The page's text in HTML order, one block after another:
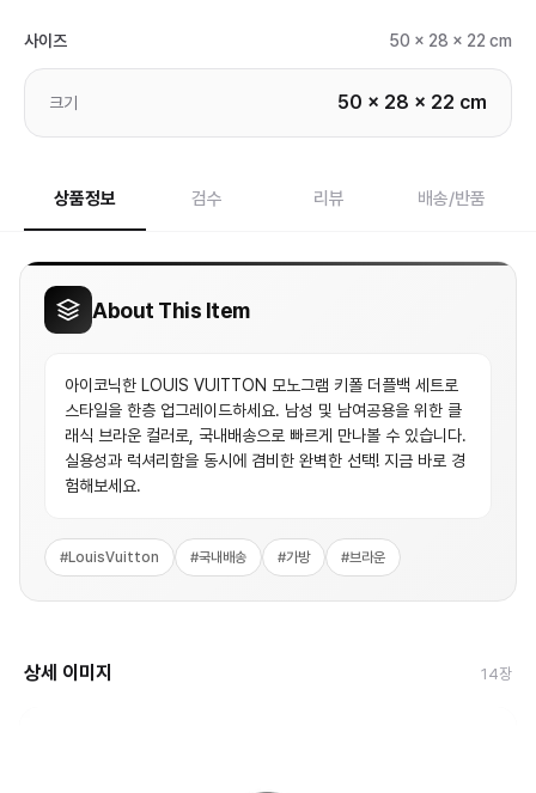
사이즈 50 x 28 x 22 cm
크기 50 x 28 x 22 cm
상품정보 검수 리뷰 배송/반품
About This Item
아이코닉한 LOUIS VUITTON 모노그램 키폴 더플백 세트로
스타일을 한층 업그레이드하세요. 남성 및 남여공용을 위한 클
래식 브라운 컬러로, 국내배송으로 빠르게 만나볼 수 있습니다.
실용성과 럭셔리함을 동시에 겸비한 완벽한 선택! 지금 바로 경
험해보세요.
#LouisVuitton #국내배송 #가방 #브라운
상세 이미지 14장